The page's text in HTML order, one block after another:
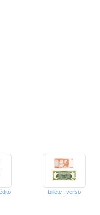
billete : verso